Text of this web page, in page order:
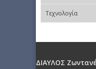
Τεχνολογία
ΔΙΑΥΛΟΣ